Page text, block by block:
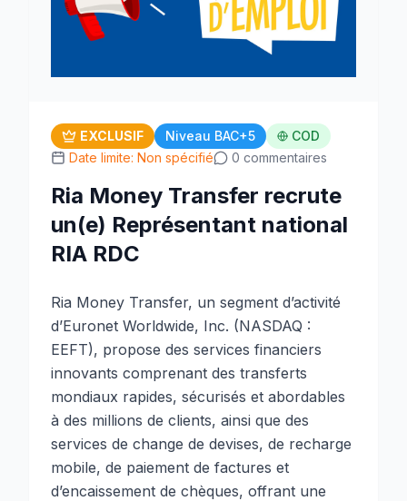
EXCLUSIF Niveau BAC+5
COD
Date limite: Non spécifié
0 commentaires
Ria Money Transfer recrute
un(e) Représentant national
RIA RDC
Ria Money Transfer, un segment d’activité
d’Euronet Worldwide, Inc. (NASDAQ :
EEFT), propose des services financiers
innovants comprenant des transferts
mondiaux rapides, sécurisés et abordables
à des millions de clients, ainsi que des
services de change de devises, de recharge
mobile, de paiement de factures et
d’encaissement de chèques, offrant une